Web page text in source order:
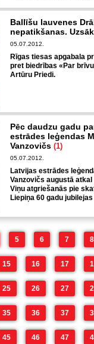
Ballīšu lauvenes
nepatikšanas.
05.07.2012.
Rīgas tiesas apgabala
pret biedrības «Par
Artūru Priedi.
Pēc daudzu gadu
estrādes leģendas
Vanzovičs (1)
05.07.2012.
Latvijas estrādes
Vanzovičs augustā
Viņu atgriešanās pie
Liepiņa 60 gadu
5 6 7 8
15 16 17
25 26 27
35 36 37
45 46 47